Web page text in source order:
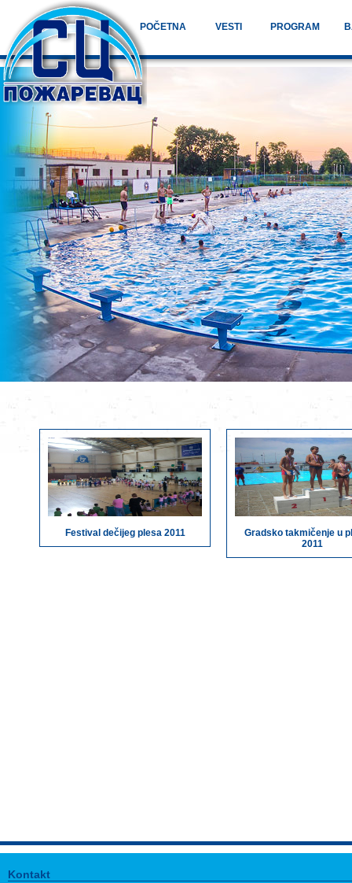
POČETNA VESTI PROGRAM
Festival dečijeg plesa 2011
Gradsko takmičenje u
2011
Kontakt